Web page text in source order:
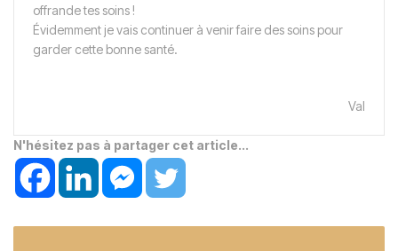
offrande tes soins !
Évidemment je vais continuer à venir faire des soins pour
garder cette bonne santé.
Val
N'hésitez pas à partager cet article...